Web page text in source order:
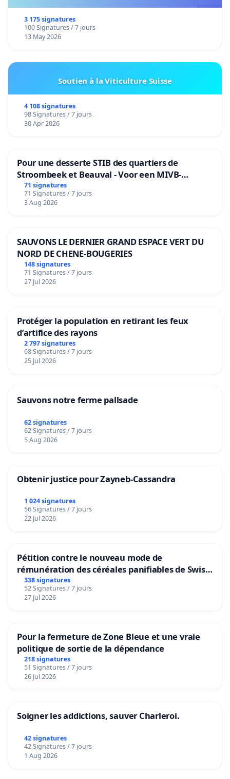
3 175 signatures
100 Signatures / 7 jours
13 May 2026
Soutien à la Viticulture Suisse
4 108 signatures
98 Signatures / 7 jours
30 Apr 2026
Pour une desserte STIB des quartiers de
Stroombeek et Beauval - Voor een MIVB-
bediening van de wijken Strombeek en Het
Voor
71 signatures
71 Signatures / 7 jours
3 Aug 2026
SAUVONS LE DERNIER GRAND ESPACE VERT DU
NORD DE CHENE-BOUGERIES
148 signatures
71 Signatures / 7 jours
27 Jul 2026
Protéger la population en retirant les feux
d’artifice des rayons
2 797 signatures
68 Signatures / 7 jours
25 Jul 2026
Sauvons notre ferme pallsade
62 signatures
62 Signatures / 7 jours
5 Aug 2026
Obtenir justice pour Zayneb-Cassandra
1 024 signatures
56 Signatures / 7 jours
22 Jul 2026
Pétition contre le nouveau mode de
rémunération des céréales panifiables de Swiss
granum basé sur la teneur en protéines
338 signatures
52 Signatures / 7 jours
27 Jul 2026
Pour la fermeture de Zone Bleue et une vraie
politique de sortie de la dépendance
218 signatures
51 Signatures / 7 jours
26 Jul 2026
Soigner les addictions, sauver Charleroi.
42 signatures
42 Signatures / 7 jours
1 Aug 2026